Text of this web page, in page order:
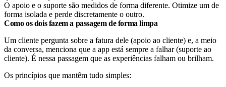
O apoio e o suporte são medidos de forma diferente. Otimize um de
forma isolada e perde discretamente o outro.
Como os dois fazem a passagem de forma limpa
Um cliente pergunta sobre a fatura dele (apoio ao cliente) e, a meio
da conversa, menciona que a app está sempre a falhar (suporte ao
cliente). É nessa passagem que as experiências falham ou brilham.
Os princípios que mantêm tudo simples: